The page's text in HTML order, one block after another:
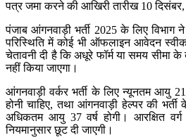
पत्र जमा करने की आखिरी तारीख 10
पंजाब आंगनवाड़ी भर्ती 2025 के लिए विभाग
परिस्थिति में कोई भी ऑफलाइन आवेदन
चेतावनी दी है कि अधूरे फॉर्म या समय सीमा के
नहीं किया जाएगा।
आंगनवाड़ी वर्कर भर्ती के लिए न्यूनतम आयु
होनी चाहिए, तथा आंगनवाड़ी हेल्पर की
अधिकतम आयु 37 वर्ष होगी। आरक्षित
नियमानुसार छूट दी जाएगी।